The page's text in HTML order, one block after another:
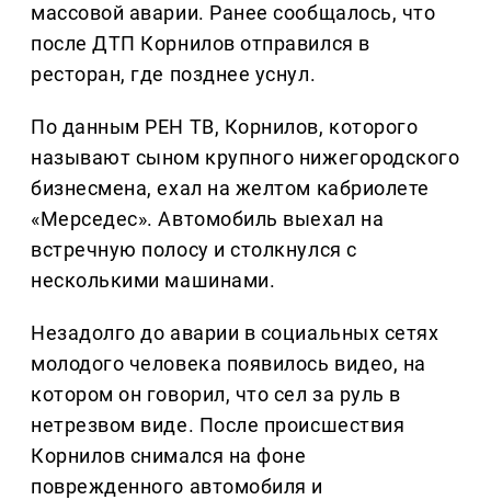
массовой аварии. Ранее сообщалось, что
после ДТП Корнилов отправился в
ресторан, где позднее уснул.
По данным РЕН ТВ, Корнилов, которого
называют сыном крупного нижегородского
бизнесмена, ехал на желтом кабриолете
«Мерседес». Автомобиль выехал на
встречную полосу и столкнулся с
несколькими машинами.
Незадолго до аварии в социальных сетях
молодого человека появилось видео, на
котором он говорил, что сел за руль в
нетрезвом виде. После происшествия
Корнилов снимался на фоне
поврежденного автомобиля и